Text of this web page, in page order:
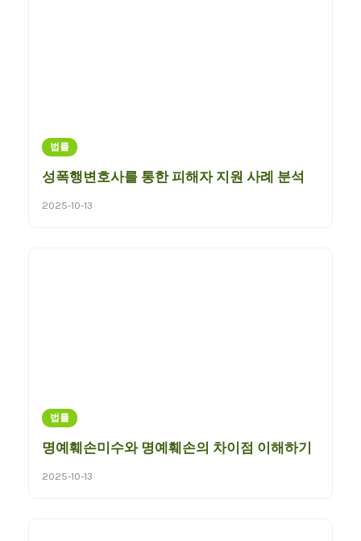
법률
성폭행변호사를 통한 피해자 지원 사례 분석
2025-10-13
법률
명예훼손미수와 명예훼손의 차이점 이해하기
2025-10-13